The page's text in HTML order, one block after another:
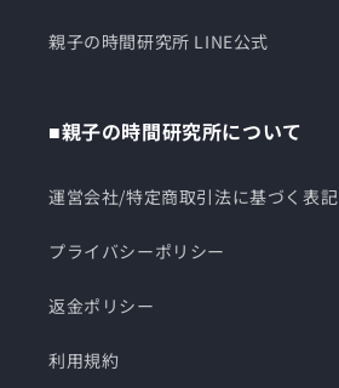
親子の時間研究所 LINE公式
■親子の時間研究所について
運営会社/特定商取引法に基づく表記
プライバシーポリシー
返金ポリシー
利用規約